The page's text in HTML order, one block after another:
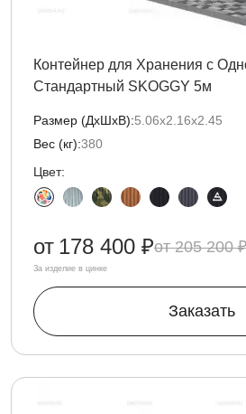
Контейнер для Хранения с
Стандартный SKOGGY 5м
Размер (ДxШxВ):5.06х2.16х2.45
Вес (кг):380
Цвет:
205 200 ₽
от 178 400 ₽
За изделие в цинке
Заказать